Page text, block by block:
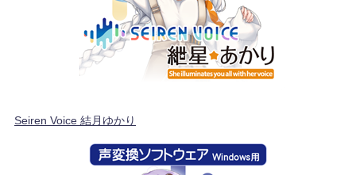
Seiren Voice 結月ゆかり